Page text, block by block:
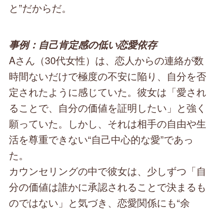
と”だからだ。
事例：自己肯定感の低い恋愛依存
Aさん（30代女性）は、恋人からの連絡が数
時間ないだけで極度の不安に陥り、自分を否
定されたように感じていた。彼女は「愛され
ることで、自分の価値を証明したい」と強く
願っていた。しかし、それは相手の自由や生
活を尊重できない“自己中心的な愛”であっ
た。
カウンセリングの中で彼女は、少しずつ「自
分の価値は誰かに承認されることで決まるも
のではない」と気づき、恋愛関係にも“余